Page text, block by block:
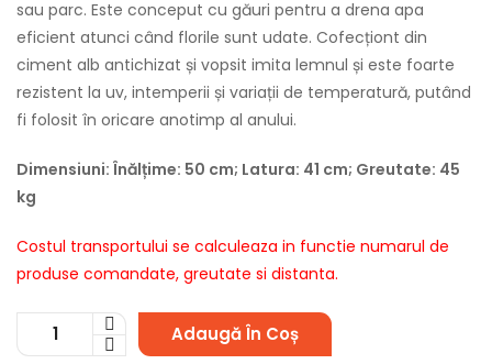
sau parc. Este conceput cu găuri pentru a drena apa
eficient atunci când florile sunt udate. Cofecționt din
ciment alb antichizat și vopsit imita lemnul și este foarte
rezistent la uv, intemperii și variații de temperatură, putând
fi folosit în oricare anotimp al anului.
Dimensiuni: Înălțime: 50 cm; Latura: 41 cm; Greutate: 45
kg
Costul transportului se calculeaza in functie numarul de
produse comandate, greutate si distanta.
Cantitate
Ghiveci
Adaugă În Coș